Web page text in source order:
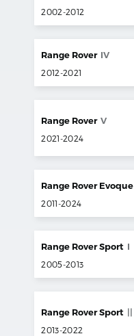
2002-2012
Range Rover IV
2012-2021
Range Rover V
2021-2024
Range Rover Evoque
2011-2024
Range Rover Sport I
2005-2013
Range Rover Sport ||
2013-2022